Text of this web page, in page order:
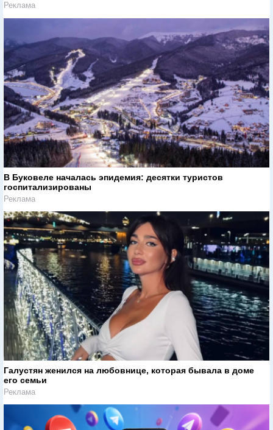
Реклама
В Буковеле началась эпидемия: десятки туристов
госпитализированы
Реклама
Галустян женился на любовнице, которая бывала в доме
его семьи
Реклама